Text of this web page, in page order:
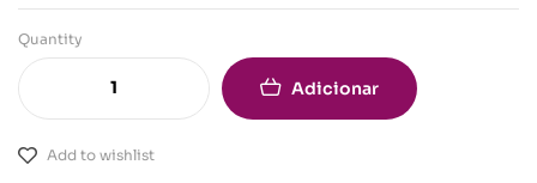
Quantity
Adicionar
Add to wishlist